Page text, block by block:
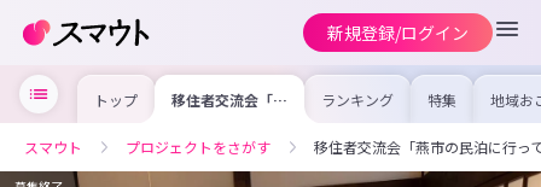
新規登録/ログイン
トップ 移住者交流会「燕
市の民泊に行って
しました！
ランキング 特集 地域お
の求
を集め
事内容
を比較
合った
スマウト プロジェクトをさがす 移住者交流会「燕市の民泊に行っ